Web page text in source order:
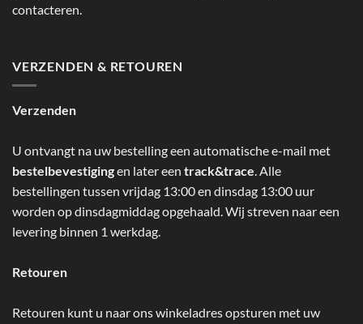
contacteren.
VERZENDEN & RETOUREN
Verzenden
U ontvangt na uw bestelling een automatische e-mail met
bestelbevestigingen later een track&trace. Alle
bestellingen tussen vrijdag 13:00 en dinsdag 13:00 uur
worden op dinsdagmiddag opgehaald. Wij streven naar een
levering binnen 1 werkdag.
Retouren
Retouren kunt u naar ons winkeladres opsturen met uw